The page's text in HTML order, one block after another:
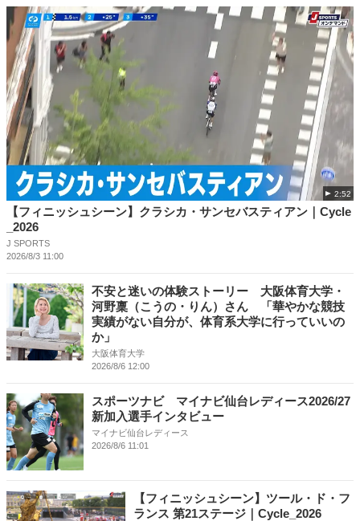
2:52
【フィニッシュシーン】クラシカ・サンセバスティアン｜Cycle
_2026
J SPORTS
2026/8/3 11:00
不安と迷いの体験ストーリー 大阪体育大学・
河野稟（こうの・りん）さん 「華やかな競技
実績がない自分が、体育系大学に行っていいの
か」
大阪体育大学
2026/8/6 12:00
スポーツナビ マイナビ仙台レディース2026/27
新加入選手インタビュー
マイナビ仙台レディース
2026/8/6 11:01
【フィニッシュシーン】ツール・ド・フ
ランス 第21ステージ｜Cycle_2026